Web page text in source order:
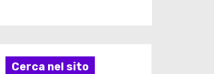
Cerca nel sito